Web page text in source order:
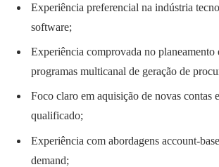
Experiência preferencial na indústria
software;
Experiência comprovada no planeamento
programas multicanal de geração de
Foco claro em aquisição de novas contas
qualificado;
Experiência com abordagens account-
demand;